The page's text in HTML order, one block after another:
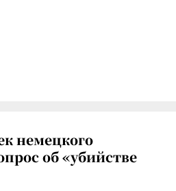
немецкого
об «убийстве